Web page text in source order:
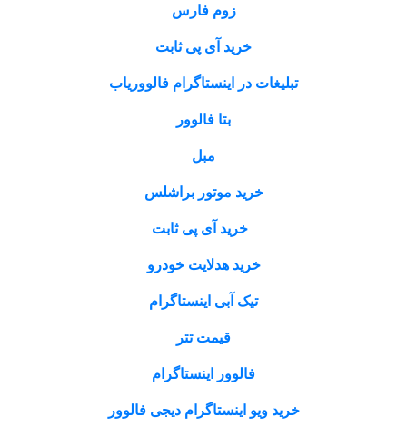
زوم فارس
خرید آی پی ثابت
تبلیغات در اینستاگرام فالووریاب
بتا فالوور
خرید موتور براشلس
خرید آی پی ثابت
خرید هدلایت خودرو
تیک آبی اینستاگرام
قیمت تتر
فالوور اینستاگرام
خرید ویو اینستاگرام دیجی فالوور